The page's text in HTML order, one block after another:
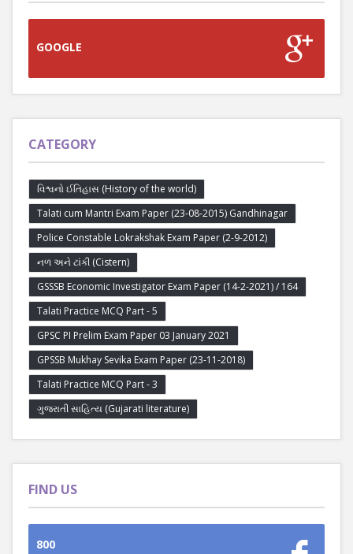
GOOGLE
CATEGORY
વિશ્વનો ઈતિહાસ (History of the world)
Talati cum Mantri Exam Paper (23-08-2015) Gandhinagar
Police Constable Lokrakshak Exam Paper (2-9-2012)
નળ અને ટાંકી (Cistern)
GSSSB Economic Investigator Exam Paper (14-2-2021) / 164
Talati Practice MCQ Part - 5
GPSC PI Prelim Exam Paper 03 January 2021
GPSSB Mukhay Sevika Exam Paper (23-11-2018)
Talati Practice MCQ Part - 3
ગુજરાતી સાહિત્ય (Gujarati literature)
FIND US
800